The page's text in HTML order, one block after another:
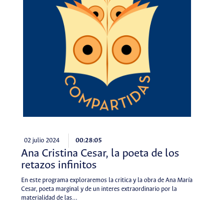
02 julio 2024 00:28:05
Ana Cristina Cesar, la poeta de los
retazos infinitos
En este programa exploraremos la critica y la obra de Ana María
Cesar, poeta marginal y de un interes extraordinario por la
materialidad de las…